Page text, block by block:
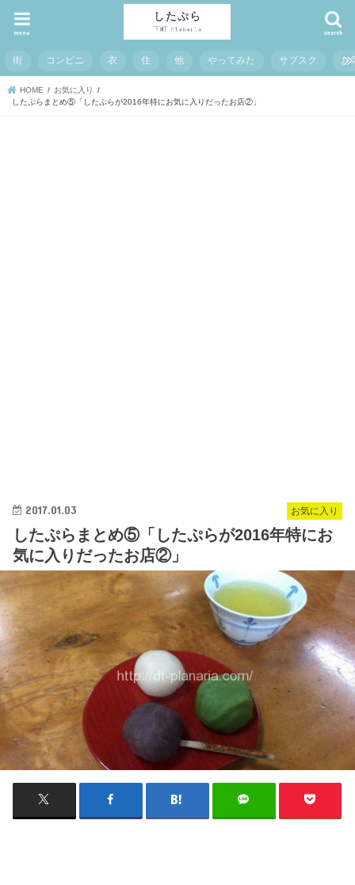
search
menu
街 コンビニ 衣 住 他 やってみた サブスク お
HOME
お気に入り
したぷらまとめ⑤「したぷらが2016年特にお気に入りだったお店②」
お気に入り
2017.01.03
したぷらまとめ⑤「したぷらが2016年特にお
気に入りだったお店②」